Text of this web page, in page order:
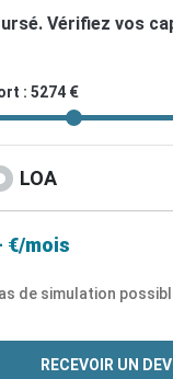
Vérifiez vos
: 5274 €
LOA
€/mois
de simulation
RECEVOIR UN